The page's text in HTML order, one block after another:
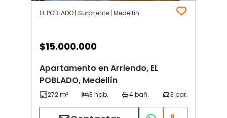
EL POBLADO | Suroriente | Medellín
$15.000.000
Apartamento en Arriendo, EL
POBLADO, Medellín